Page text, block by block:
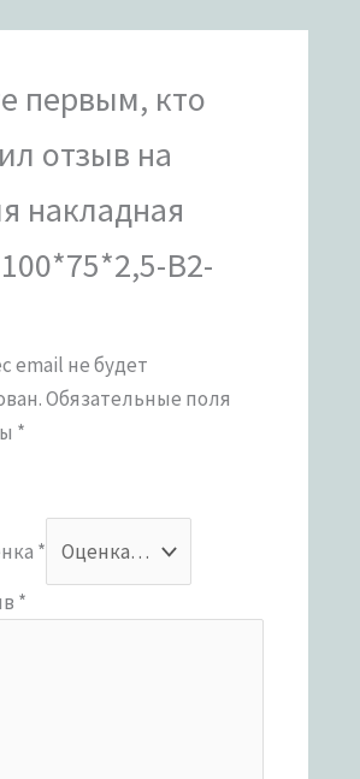
первым, кто
отзыв на
накладная
B2-
email не будет
Обязательные поля
*
*
*